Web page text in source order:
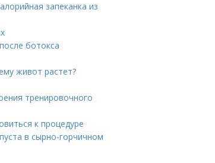
запеканка из
ботокса
живот растет?
тренировочного
к процедуре
в сырно-горчичном